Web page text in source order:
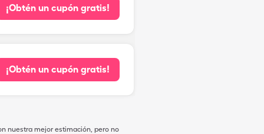
¡Obtén un cupón gratis!
¡Obtén un cupón gratis!
nuestra mejor estimación, pero no